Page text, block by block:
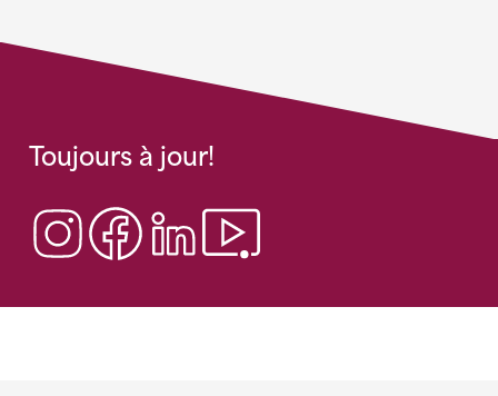
Toujours à jour!